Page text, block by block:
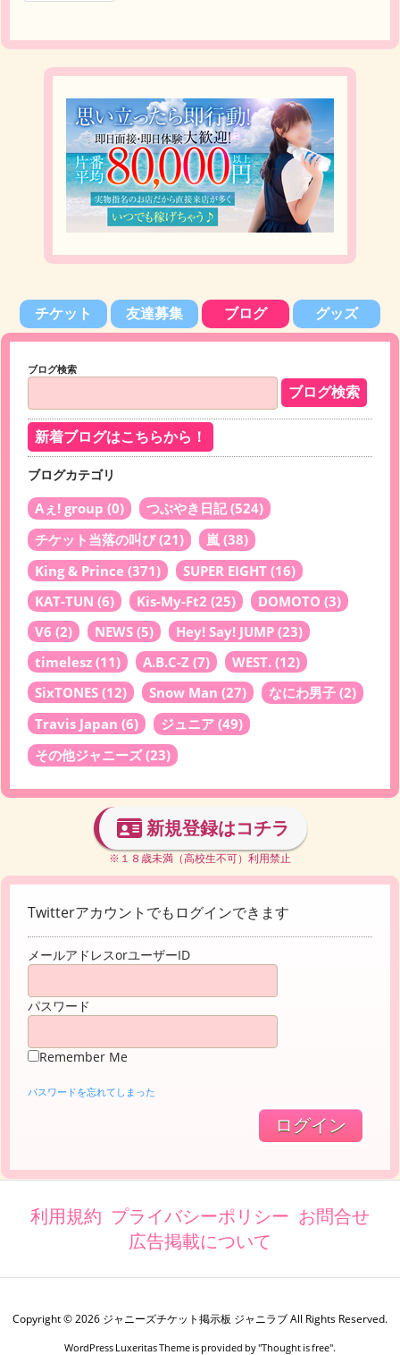
チケット 友達募集 ブログ グッズ
ブログ検索
新着ブログはこちらから！
ブログカテゴリ
Aぇ! group (0) つぶやき日記(524)
チケット当落の叫び(21) 嵐 (38)
King & Prince (371) SUPER EIGHT (16)
KAT-TUN (6) Kis-My-Ft2 (25) DOMOTO (3)
V6 (2) NEWS (5) Hey! Say! JUMP (23)
timelesz (11) A.B.C-Z (7) WEST. (12)
SixTONES (12) Snow Man (27) なにわ男子 (2)
Travis Japan (6) ジュニア (49)
その他ジャニーズ(23)
新規登録はコチラ
※１８歳未満（高校生不可）利用禁止
Twitterアカウントでもログインできます
メールアドレスorユーザーID
パスワード
Remember Me
パスワードを忘れてしまった
利用規約 プライバシーポリシー お問合せ
広告掲載について
Copyright ©2026 ジャニーズチケット掲示板 ジャニラブAll Rights Reserved.
WordPress Luxeritas Theme is provided by "Thought is free".